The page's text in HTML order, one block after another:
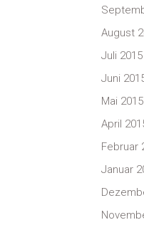
August
Juli 2015
Juni
Mai 2015
April
Februar
Januar